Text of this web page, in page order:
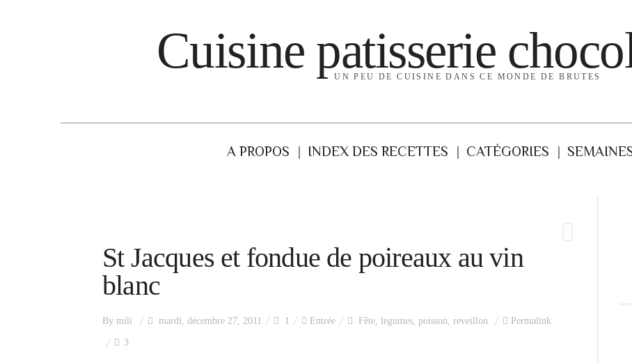
Cuisine patisserie
UN PEU DE CUISINE DANS CE MONDE DE BRUTES
A PROPOS INDEX DES RECETTES CATÉGORIES
St Jacques et fondue de poireaux au vin
blanc
By mili mardi, décembre 27, 2011 1 Entrée Fête, legumes, poisson, reveillon Permalink
3